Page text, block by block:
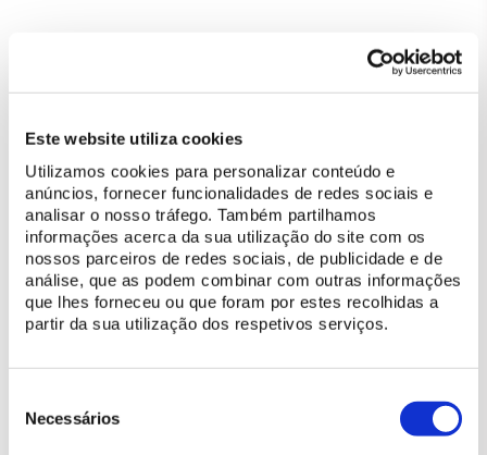
Este website utiliza cookies
Utilizamos cookies para personalizar conteúdo e
anúncios, fornecer funcionalidades de redes sociais e
analisar o nosso tráfego. Também partilhamos
informações acerca da sua utilização do site com os
nossos parceiros de redes sociais, de publicidade e de
análise, que as podem combinar com outras informações
que lhes forneceu ou que foram por estes recolhidas a
partir da sua utilização dos respetivos serviços.
Necessários
Dihário com Mariana Boavida
Dourado com Luís Raposo
Favorito com Emanuel Lucas
Hihoro com João Quintas
Barão com Miriam Dourado
DESCARREGUE A APP (IOS)